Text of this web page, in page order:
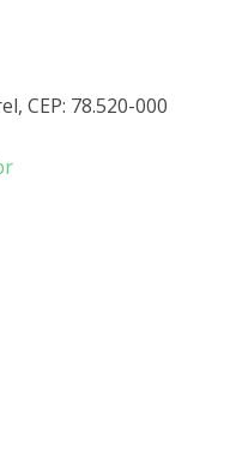
CEP: 78.520-000